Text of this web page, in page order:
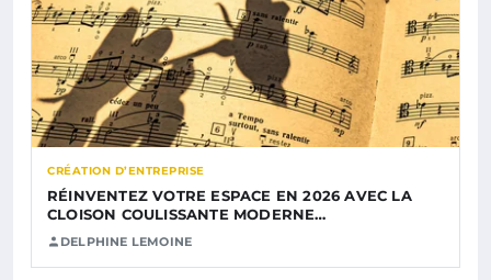
CRÉATION D’ENTREPRISE
RÉINVENTEZ VOTRE ESPACE EN 2026 AVEC LA
CLOISON COULISSANTE MODERNE…
DELPHINE LEMOINE